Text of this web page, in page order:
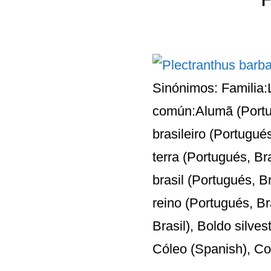
Sinónimos:
común:Alumã
brasileiro
terra (Portugués,
brasil (Portugués,
reino (Portugués,
Brasil), Boldo
Cóleo (Spanish),